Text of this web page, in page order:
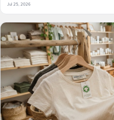
Jul 25, 2026